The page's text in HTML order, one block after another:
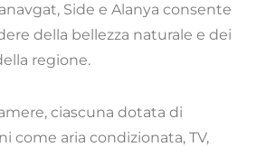
Side e Alanya consente
della bellezza naturale e dei
regione.
ciascuna dotata di
come aria condizionata, TV,